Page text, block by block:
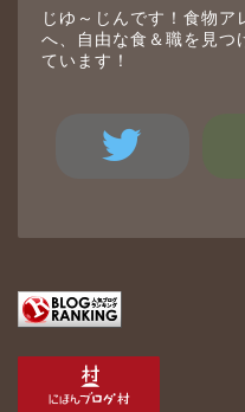
じゆ～じんです！食物
へ、自由な食＆職を見つ
ています！